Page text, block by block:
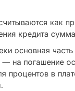
как
кредита
основная
на погашение
процентов в